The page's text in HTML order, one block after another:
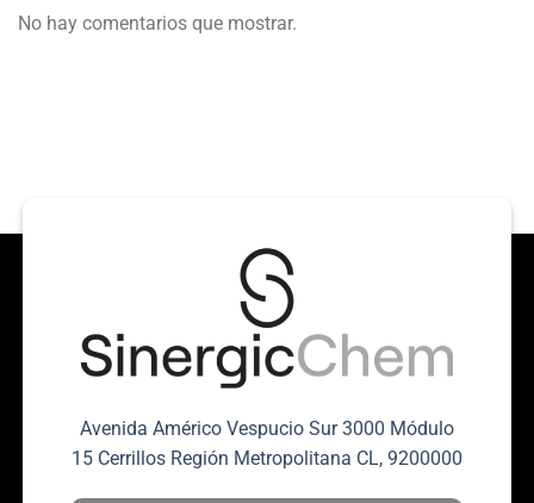
No hay comentarios que mostrar.
Avenida Américo Vespucio Sur 3000 Módulo
15 Cerrillos Región Metropolitana CL, 9200000